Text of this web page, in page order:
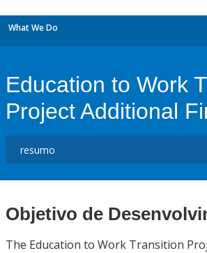
What We Do
Education to Work
Project Additional
Objetivo de
The Education to Work Transition